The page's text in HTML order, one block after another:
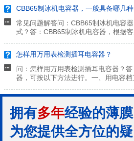
CBB65制冰机电容器，一般具备哪几
常见问题解答问：CBB65制冰机电容
式？答：CBB65制冰机电容器，根据
怎样用万用表检测插耳电容器？
问：怎样用万用表检测插耳电容器？
器，可按以下方法进行。一、用电容
拥有多年经验的薄
为您提供全方位的